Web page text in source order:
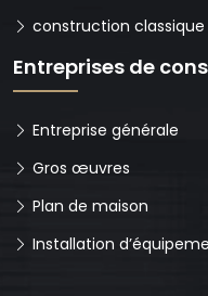
construction classique
Entreprises de
Entreprise générale
Gros œuvres
Plan de maison
Installation